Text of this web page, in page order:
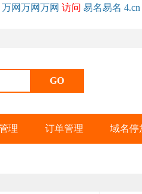
万网万网万网 访问 易名易名 4.cn